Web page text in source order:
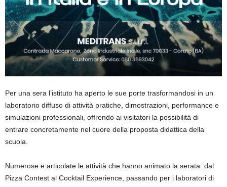
Per una sera l’istituto ha aperto le sue porte trasformandosi in un
laboratorio diffuso di attività pratiche, dimostrazioni, performance e
simulazioni professionali, offrendo ai visitatori la possibilità di
entrare concretamente nel cuore della proposta didattica della
scuola.
Numerose e articolate le attività che hanno animato la serata: dal
Pizza Contest al Cocktail Experience, passando per i laboratori di